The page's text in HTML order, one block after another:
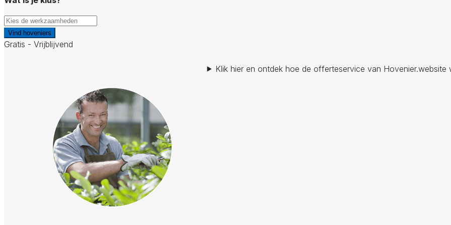
Vind hoveniers
Gratis - Vrijblijvend
Klik hier en ontdek hoe de offerteservice van Hovenier.website